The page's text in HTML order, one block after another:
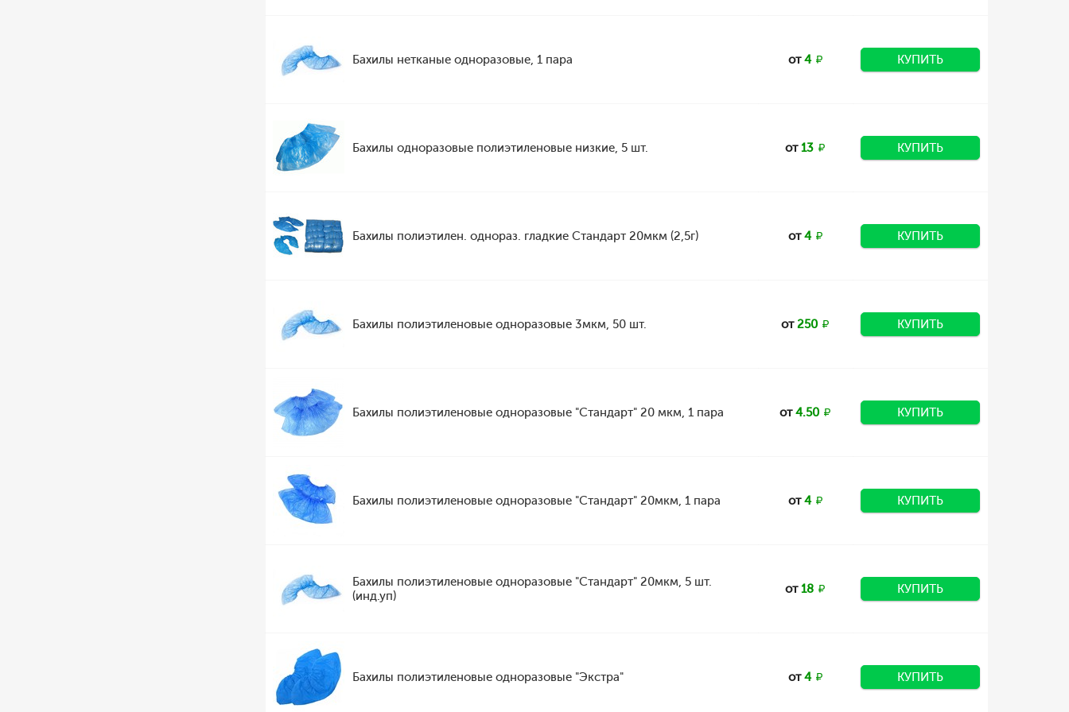
Бахилы нетканые одноразовые, 1 пара от4 КУПИТЬ
Бахилы одноразовые полиэтиленовые низкие, 5 шт. от13 КУПИТЬ
Бахилы полиэтилен. однораз. гладкие Стандарт 20мкм (2,5г) от4 КУПИТЬ
Бахилы полиэтиленовые одноразовые 3мкм, 50 шт. от250 КУПИТЬ
Бахилы полиэтиленовые одноразовые "Стандарт" 20 мкм, 1 пара от4.50 КУПИТЬ
Бахилы полиэтиленовые одноразовые "Стандарт" 20мкм, 1 пара от4 КУПИТЬ
Бахилы полиэтиленовые одноразовые "Стандарт" 20мкм, 5 шт.
(инд.уп)
от18 КУПИТЬ
Бахилы полиэтиленовые одноразовые "Экстра" от4 КУПИТЬ